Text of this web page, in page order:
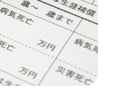
できない保